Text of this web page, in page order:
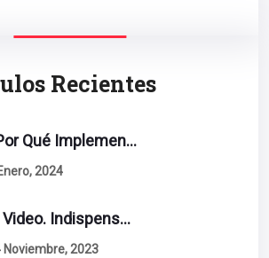
Recientes
¿Por Qué Implementar La Metodología Inbound Marketing En Tu Empresa?
2024
El Video. Indispensable En Tu Estrategia De Contenidos.
Noviembre, 2023